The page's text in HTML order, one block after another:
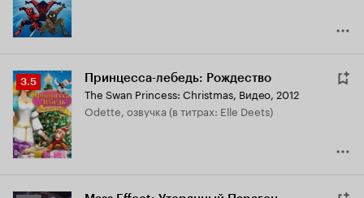
Рейтинг
Кинопоиска
3.5
3.5 Принцесса-лебедь: Рождество
The Swan Princess: Christmas, Видео, 2012
Odette, озвучка (в титрах: Elle Deets)